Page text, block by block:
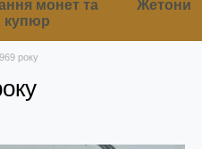
монет та
купюр
Жетони
року